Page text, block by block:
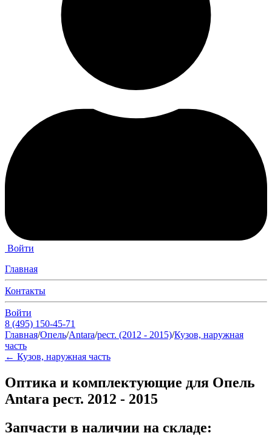
Войти
Главная
Контакты
Войти
8 (495) 150-45-71
Главная/Опель/Antara/рест. (2012 - 2015)/Кузов, наружная
часть
← Кузов, наружная часть
Оптика и комплектующие для Опель
Antara рест. 2012 - 2015
Запчасти в наличии на складе: